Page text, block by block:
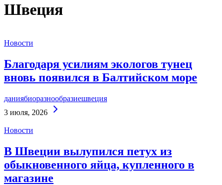
Швеция
Новости
Благодаря усилиям экологов тунец
вновь появился в Балтийском море
даниябиоразнообразиешвеция
3 июля, 2026
Новости
В Швеции вылупился петух из
обыкновенного яйца, купленного в
магазине